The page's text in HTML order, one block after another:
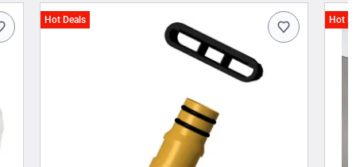
Hot Deals Hot